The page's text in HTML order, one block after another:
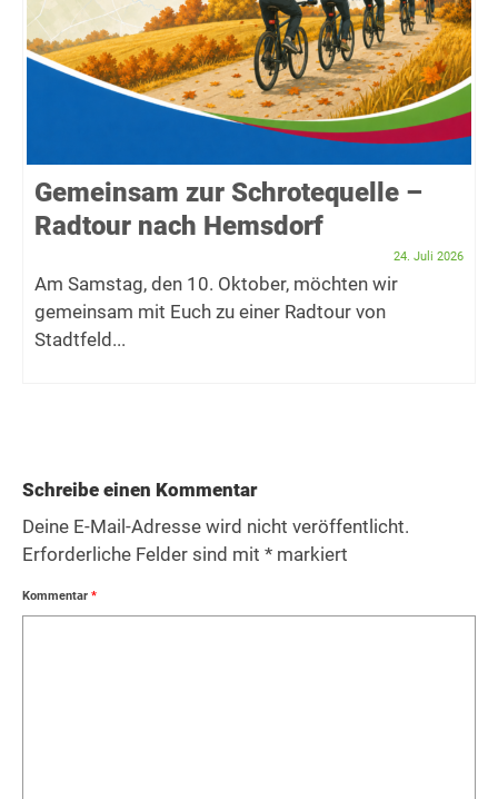
Gemeinsam zur Schrotequelle –
Radtour nach Hemsdorf
24. Juli 2026
Am Samstag, den 10. Oktober, möchten wir
gemeinsam mit Euch zu einer Radtour von
Stadtfeld...
Schreibe einen Kommentar
Deine E-Mail-Adresse wird nicht veröffentlicht.
Erforderliche Felder sind mit * markiert
Kommentar *